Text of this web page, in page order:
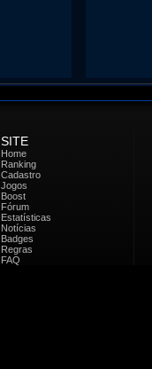
SITE
Home
Ranking
Cadastro
Jogos
Boost
Fórum
Estatísticas
Notícias
Badges
Regras
FAQ